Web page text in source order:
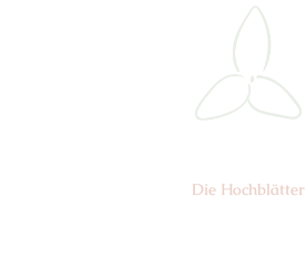
Die Hochblätter